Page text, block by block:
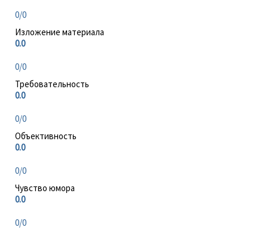
0/0
Изложение материала
0.0
0/0
Требовательность
0.0
0/0
Объективность
0.0
0/0
Чувство юмора
0.0
0/0